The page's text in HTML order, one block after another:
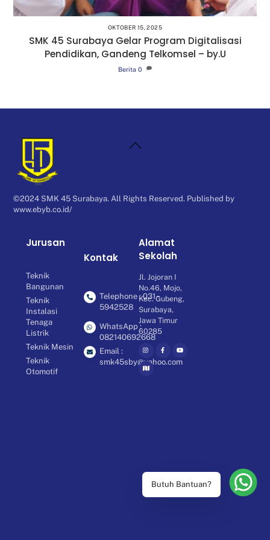
Butuh Bantuan?
OKTOBER 15, 2025
SMK 45 Surabaya Gelar Program Digitalisasi
Pendidikan, Gandeng Telkomsel – by.U
Berita 0
Back
To
©2024 SMK 45 Surabaya. All Rights Reserved. Published by
www.ebyb.co.id/
Jurusan
Teknik
Bangunan
Teknik
Instalasi
Tenaga
Listrik
Teknik Mesin
Teknik
Otomotif
Kontak
Telephone : 031 -
5942528
WhatsApp :
082140692668
Email :
smk45sby@yahoo.com
Alamat
Sekolah
Jl. Jojoran I
No.46, Mojo,
Kec. Gubeng,
Surabaya,
Jawa Timur
60285